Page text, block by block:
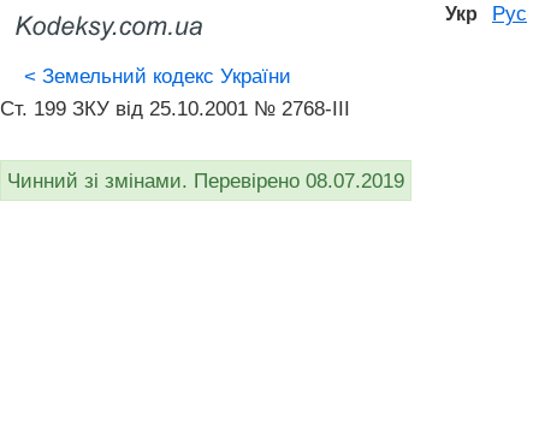
Укр Рус
< Земельний кодекс України
Ст. 199 ЗКУ від 25.10.2001 № 2768-III
Чинний зі змінами. Перевірено 08.07.2019